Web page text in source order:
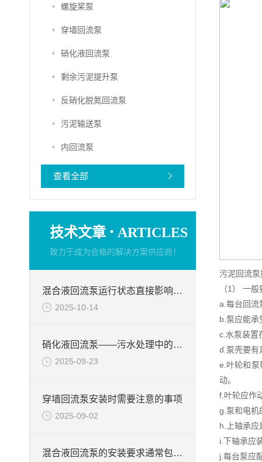
螺旋桨泵
穿墙回流泵
硝化液回流泵
剩余污泥提升泵
反硝化脱氮回流泵
污泥输送泵
内回流泵
查看全部
技术文章 · ARTICLES
致力于成为合格的解决方案供应商！
混合液回流泵运行状态直接影响整个工艺流程的稳定性与效率
2025-10-14
硝化液回流泵——污水处理中的关键角色
2025-09-23
穿墙回流泵安装时需要注意的事项
2025-09-02
混合液回流泵的安装要求通常包括以下几个方面
污泥回流
（1） 一
a.每台回流
b.泵应能承
c.水泵装置
d.泵壳要有
e.叶轮和泵
动。
f.叶轮应作
g.泵和电机
h.上轴承应
i.下轴承应
j.每台泵应